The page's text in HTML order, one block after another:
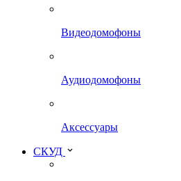
Видеодомофоны
Аудиодомофоны
Аксессуары
СКУД